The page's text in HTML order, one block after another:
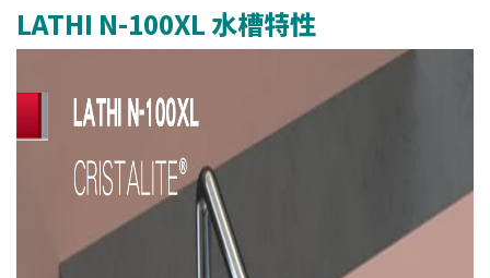
LATHI N-100XL 水槽特性